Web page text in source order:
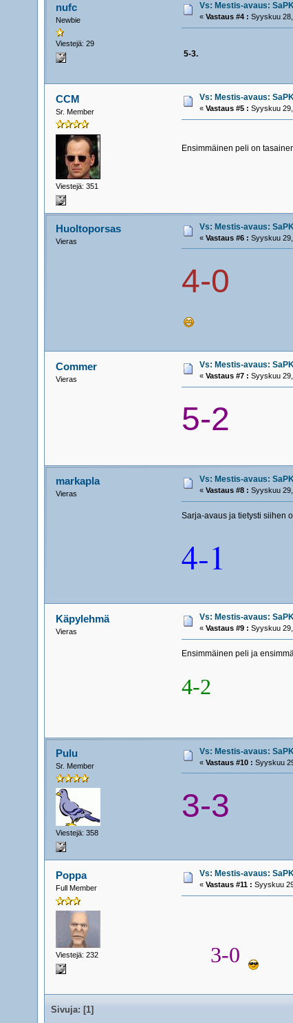
nufc
Newbie
Viestejä: 29
Vs: Mestis-avaus:
« Vastaus #4 : Syyskuu
5-3.
CCM
Sr. Member
Viestejä: 351
Vs: Mestis-avaus:
« Vastaus #5 : Syyskuu
Ensimmäinen peli on
Huoltoporsas
Vieras
Vs: Mestis-avaus:
« Vastaus #6 : Syyskuu
4-0
Commer
Vieras
Vs: Mestis-avaus:
« Vastaus #7 : Syyskuu
5-2
markapla
Vieras
Vs: Mestis-avaus:
« Vastaus #8 : Syyskuu
Sarja-avaus ja tietysti siihen
4-1
Käpylehmä
Vieras
Vs: Mestis-avaus:
« Vastaus #9 : Syyskuu
Ensimmäinen peli ja
4-2
Pulu
Sr. Member
Viestejä: 358
Vs: Mestis-avaus:
« Vastaus #10 : Syyskuu
3-3
Poppa
Full Member
Viestejä: 232
Vs: Mestis-avaus:
« Vastaus #11 : Syyskuu
3-0
Sivuja: [1]